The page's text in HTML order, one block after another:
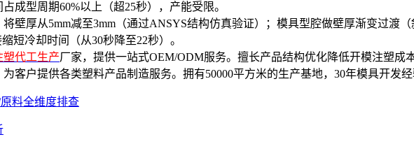
成型周期60%以上（超25秒），产能受限。
厚从5mm减至3mm（通过ANSYS结构仿真验证）；模具型腔做壁厚渐变过渡
短冷却时间（从30秒降至22秒）。
塑代工生产厂家，提供一站式OEM/ODM服务。擅长产品结构优化降低开模注塑成
客户提供各类塑料产品制造服务。拥有50000平方米的生产基地，30年模具开发经
料全维度排查